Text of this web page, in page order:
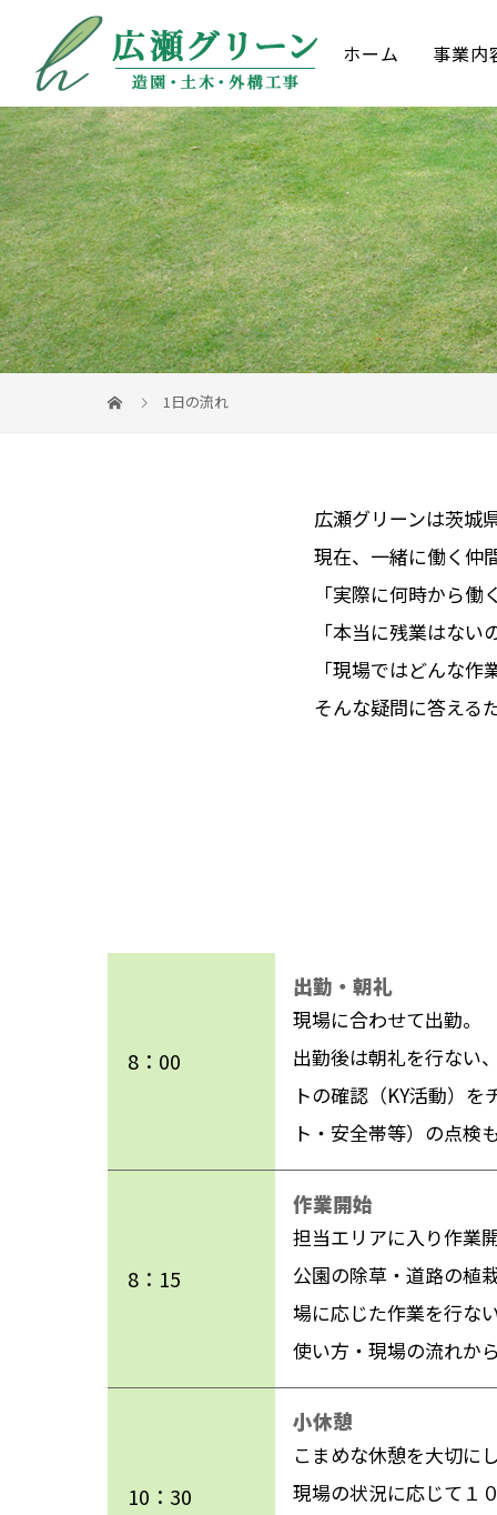
ホーム 事業内
1日の流れ
広瀬グリーンは茨城
現在、一緒に働く仲
「実際に何時から働
「本当に残業はない
「現場ではどんな作
そんな疑問に答える
8：00
出勤・朝礼
現場に合わせて出勤。
出勤後は朝礼を行ない
トの確認（KY活動）
ト・安全帯等）の点検
8：15
作業開始
担当エリアに入り作業
公園の除草・道路の植
場に応じた作業を行な
使い方・現場の流れか
10：30
小休憩
こまめな休憩を大切に
現場の状況に応じて１